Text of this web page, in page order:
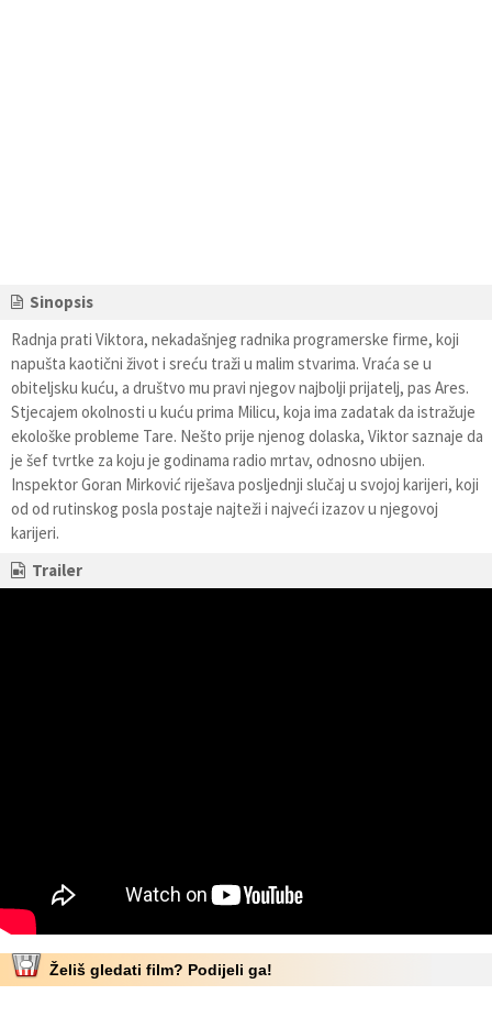
Sinopsis
Radnja prati Viktora, nekadašnjeg radnika programerske firme, koji
napušta kaotični život i sreću traži u malim stvarima. Vraća se u
obiteljsku kuću, a društvo mu pravi njegov najbolji prijatelj, pas Ares.
Stjecajem okolnosti u kuću prima Milicu, koja ima zadatak da istražuje
ekološke probleme Tare. Nešto prije njenog dolaska, Viktor saznaje da
je šef tvrtke za koju je godinama radio mrtav, odnosno ubijen.
Inspektor Goran Mirković riješava posljednji slučaj u svojoj karijeri, koji
od od rutinskog posla postaje najteži i najveći izazov u njegovoj
karijeri.
Trailer
Želiš gledati film? Podijeli ga!